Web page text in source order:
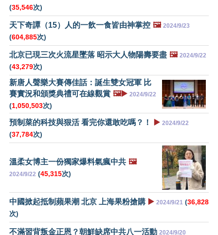
(35,546次)
天下奇譚（15）人的一飲一食皆由神掌控 🖼️ 2024/9/23
(604,885次)
北京已現三次火流星墜落 昭示大人物陽壽要盡 🖼️ 2024/9/22
(43,279次)
新唐人聲樂大賽傳佳話：誕生雙女冠軍 比
賽實況和頒獎典禮可在線觀賞 🖼️▶️ 2024/9/22
(1,050,503次)
預制菜的科技與狠活 看完你還敢吃嗎？！ ▶️ 2024/9/22
(37,784次)
溫柔女博主一份獨家爆料氣瘋中共 🖼️
2024/9/22 (45,315次)
中國掀起抵制蘋果潮 北京 上海果粉搶購 ▶️ 2024/9/21 (36,828
次)
不滿習背叛金正恩？朝鮮缺席中共八一活動 2024/9/20